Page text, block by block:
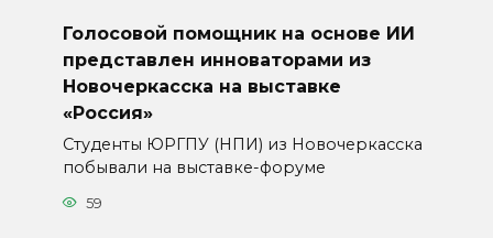
Голосовой помощник на основе ИИ
представлен инноваторами из
Новочеркасска на выставке
«Россия»
Студенты ЮРГПУ (НПИ) из Новочеркасска
побывали на выставке-форуме
59